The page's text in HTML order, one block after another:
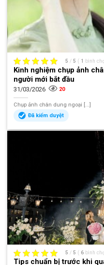
5 / 5 ( 1 bình
Kinh nghiệm chụp ảnh
người mới bắt đầu
31/03/2026 20
Chụp ảnh chân dung ngoại [...]
Đã kiểm duyệt
5 / 5 ( 6 bình
Tips chuẩn bị trước khi